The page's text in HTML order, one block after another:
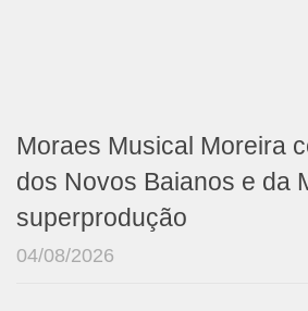
Moraes Musical Moreira
dos Novos Baianos e da
superprodução
04/08/2026